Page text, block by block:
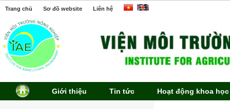
Trang chủ Sơ đồ website Liên hệ
Giới thiệu Tin tức Hoạt động khoa học